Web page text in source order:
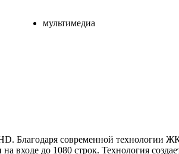
мультимедиа
Благодаря современной технологии
входе до 1080 строк. Технология